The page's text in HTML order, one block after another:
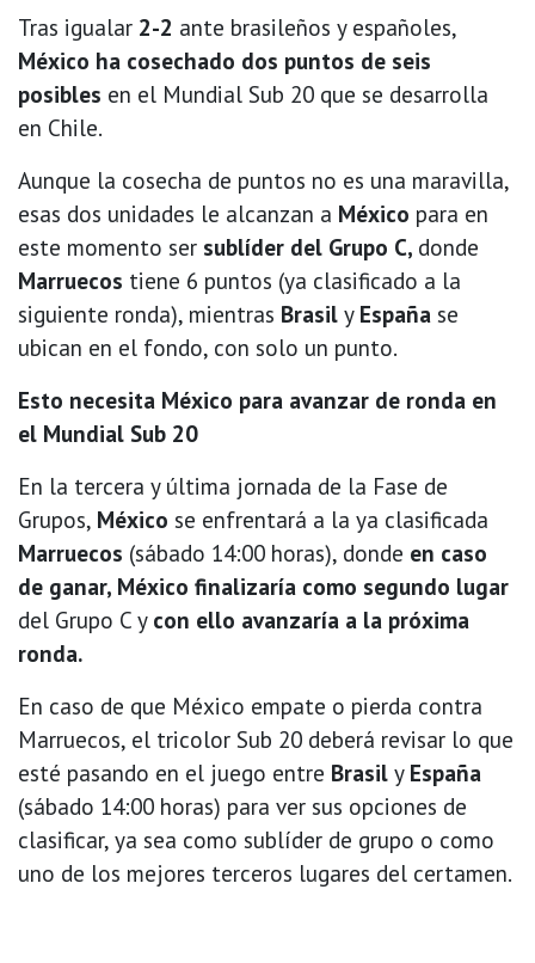
Tras igualar 2-2 ante brasileños y españoles,
México ha cosechado dos puntos de seis
posibles en el Mundial Sub 20 que se desarrolla
en Chile.
Aunque la cosecha de puntos no es una maravilla,
esas dos unidades le alcanzan a México para en
este momento ser sublíder del Grupo C, donde
Marruecos tiene 6 puntos (ya clasificado a la
siguiente ronda), mientras Brasil y España se
ubican en el fondo, con solo un punto.
Esto necesita México para avanzar de ronda en
el Mundial Sub 20
En la tercera y última jornada de la Fase de
Grupos, México se enfrentará a la ya clasificada
Marruecos (sábado 14:00 horas), donde en caso
de ganar, México finalizaría como segundo lugar
del Grupo C y con ello avanzaría a la próxima
ronda.
En caso de que México empate o pierda contra
Marruecos, el tricolor Sub 20 deberá revisar lo que
esté pasando en el juego entre Brasil y España
(sábado 14:00 horas) para ver sus opciones de
clasificar, ya sea como sublíder de grupo o como
uno de los mejores terceros lugares del certamen.